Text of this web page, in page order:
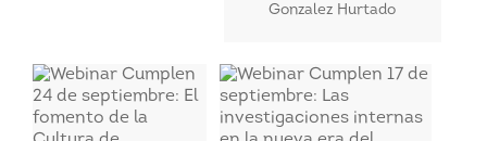
Gonzalez Hurtado